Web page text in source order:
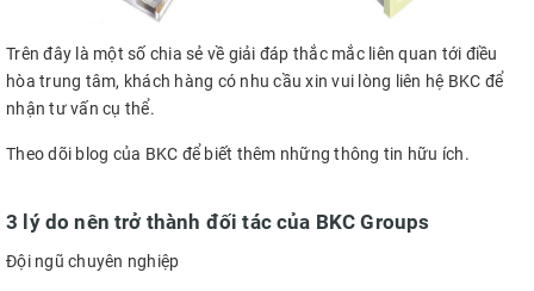
Trên đây là một số chia sẻ về giải đáp thắc mắc liên quan tới điều
hòa trung tâm, khách hàng có nhu cầu xin vui lòng liên hệ BKC để
nhận tư vấn cụ thể.
Theo dõi blog của BKC để biết thêm những thông tin hữu ích.
3 lý do nên trở thành đối tác của BKC Groups
Đội ngũ chuyên nghiệp